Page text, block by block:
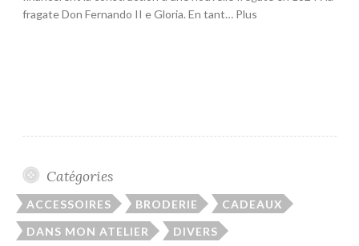
fragate Don Fernando II e Gloria. En tant… Plus
Catégories
ACCESSOIRES BRODERIE CADEAUX
DANS MON ATELIER DIVERS